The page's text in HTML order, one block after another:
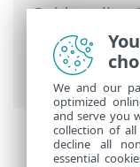
Guida online
Prem>
individuare i
PROTECT
We and our
optimized
and serve you
collection of all
decline all
essential